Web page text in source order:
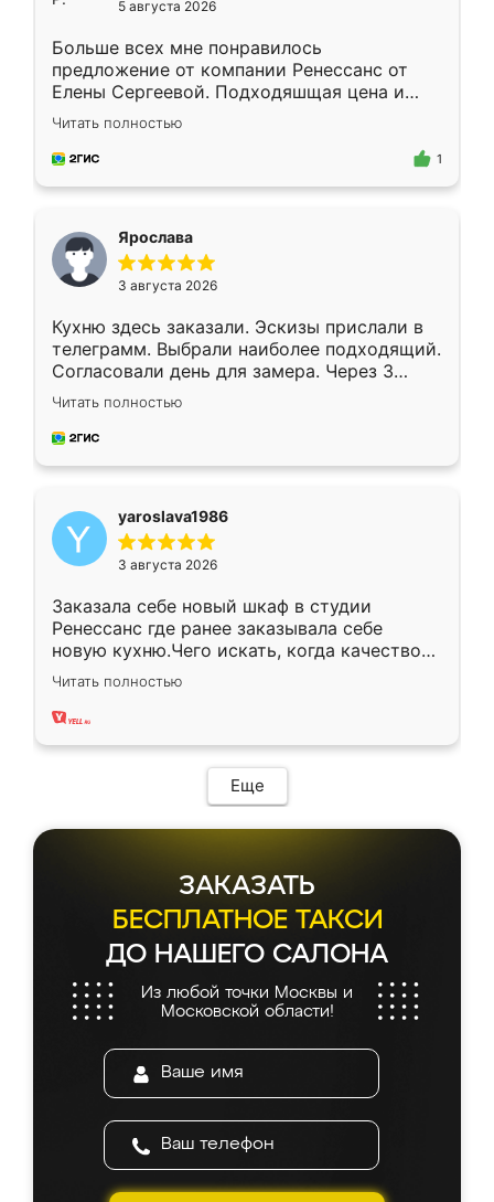
5 августа 2026
Больше всех мне понравилось
предложение от компании Ренессанс от
Елены Сергеевой. Подходяшщая цена и
короткие сроки изготовления. Приехавший
для замера сотрудник Владислав
предложил по моему эскизу самый
Читать полностью
1
Ярослава
3 августа 2026
Кухню здесь заказали. Эскизы прислали в
телеграмм. Выбрали наиболее подходящий.
Согласовали день для замера. Через 3
недели кухня была уже готова. Остались
довольны работой. Спасибо Ренессанс
мебель за качественную работу!
Читать полностью
yaroslava1986
3 августа 2026
Заказала себе новый шкаф в студии
Ренессанс где ранее заказывала себе
новую кухню.Чего искать, когда качеством
вполне довольна. Служит кухня уже почти
два года, нареканий нет.
Читать полностью
Еще
ЗАКАЗАТЬ
БЕСПЛАТНОЕ ТАКСИ
ДО НАШЕГО САЛОНА
Из любой точки Москвы и
Московской области!